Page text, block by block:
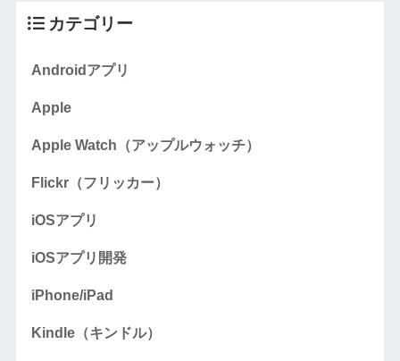
カテゴリー
Androidアプリ
Apple
Apple Watch（アップルウォッチ）
Flickr（フリッカー）
iOSアプリ
iOSアプリ開発
iPhone/iPad
Kindle（キンドル）